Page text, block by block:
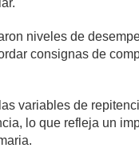
niveles de
consignas de
variables de
lo que refleja un